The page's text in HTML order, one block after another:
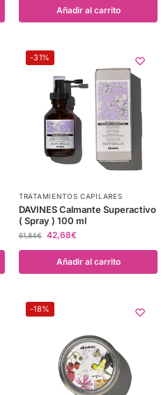
Añadir al carrito
-31%
TRATAMIENTOS CAPILARES
DAVINES Calmante Superactivo
( Spray ) 100 ml
61,84€ 42,68€
Añadir al carrito
-18%